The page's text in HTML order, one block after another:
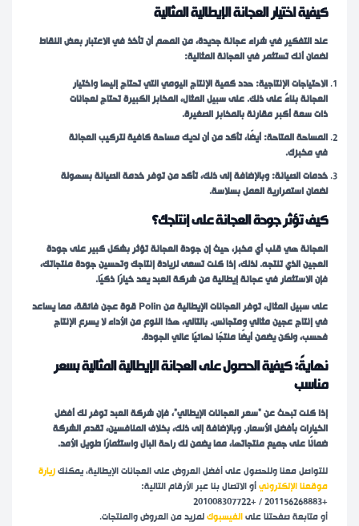
كيفية اختيار العجانة الإيطالية المثالية
عند التفكير في شراء عجانة جديدة، من المهم أن تأخذ في الاعتبار بعض النقاط
لضمان أنك تستثمر في العجانة المثالية:
الاحتياجات الإنتاجية: حدد كمية الإنتاج اليومي التي تحتاج إليها واختيار
العجانة بناءً على ذلك. على سبيل المثال، المخابز الكبيرة تحتاج لعجانات
ذات سعة أكبر مقارنة بالمخابز الصغيرة.
المساحة المتاحة: أيضًا، تأكد من أن لديك مساحة كافية لتركيب العجانة
في مخبزك.
خدمات الصيانة: وبالإضافة إلى ذلك، تأكد من توفر خدمة الصيانة بسهولة
لضمان استمرارية العمل بسلاسة.
كيف تؤثر جودة العجانة على إنتاجك؟
العجانة هي قلب أي مخبز، حيث إن جودة العجانة تؤثر بشكل كبير على جودة
العجين الذي تنتجه. لذلك، إذا كنت تسعى لزيادة إنتاجك وتحسين جودة منتجاتك،
فإن الاستثمار في عجانة إيطالية من شركة العبد يعد خيارًا ذكيًا.
على سبيل المثال، توفر العجانات الإيطالية من Polin قوة عجن فائقة، مما يساعد
في إنتاج عجين مثالي ومتجانس. بالتالي، هذا النوع من الأداء لا يسرع الإنتاج
فحسب، ولكن يضمن أيضًا منتجًا نهائيًا عالي الجودة.
نهايةً: كيفية الحصول على العجانة الإيطالية المثالية بسعر
مناسب
إذا كنت تبحث عن “سعر العجانات الإيطالي”، فإن شركة العبد توفر لك أفضل
الخيارات بأفضل الأسعار. وبالإضافة إلى ذلك، بخلاف المنافسين، تقدم الشركة
ضمانًا على جميع منتجاتها، مما يضمن لك راحة البال واستثمارًا طويل الأمد.
للتواصل معنا وللحصول على أفضل العروض على العجانات الإيطالية، يمكنكزيارة
موقعنا الإلكترونيأو الاتصال بنا عبر الأرقام التالية:
+201156268883 / +201008307722
أو متابعة صفحتنا علىالفيسبوكلمزيد من العروض والمنتجات.